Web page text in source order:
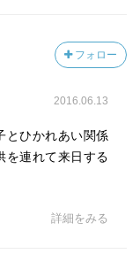
フォロー
2016.06.13
とひかれあい関係
を連れて来日する
詳細をみる